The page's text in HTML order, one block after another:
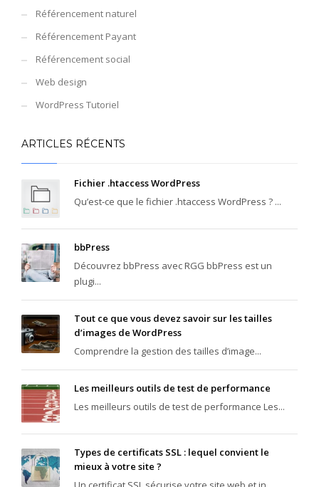
Référencement naturel
Référencement Payant
Référencement social
Web design
WordPress Tutoriel
ARTICLES RÉCENTS
Fichier .htaccess WordPress
Qu’est-ce que le fichier .htaccess WordPress ? ...
bbPress
Découvrez bbPress avec RGG bbPress est un
plugi...
Tout ce que vous devez savoir sur les tailles
d’images de WordPress
Comprendre la gestion des tailles d’image...
Les meilleurs outils de test de performance
Les meilleurs outils de test de performance Les...
Types de certificats SSL : lequel convient le
mieux à votre site ?